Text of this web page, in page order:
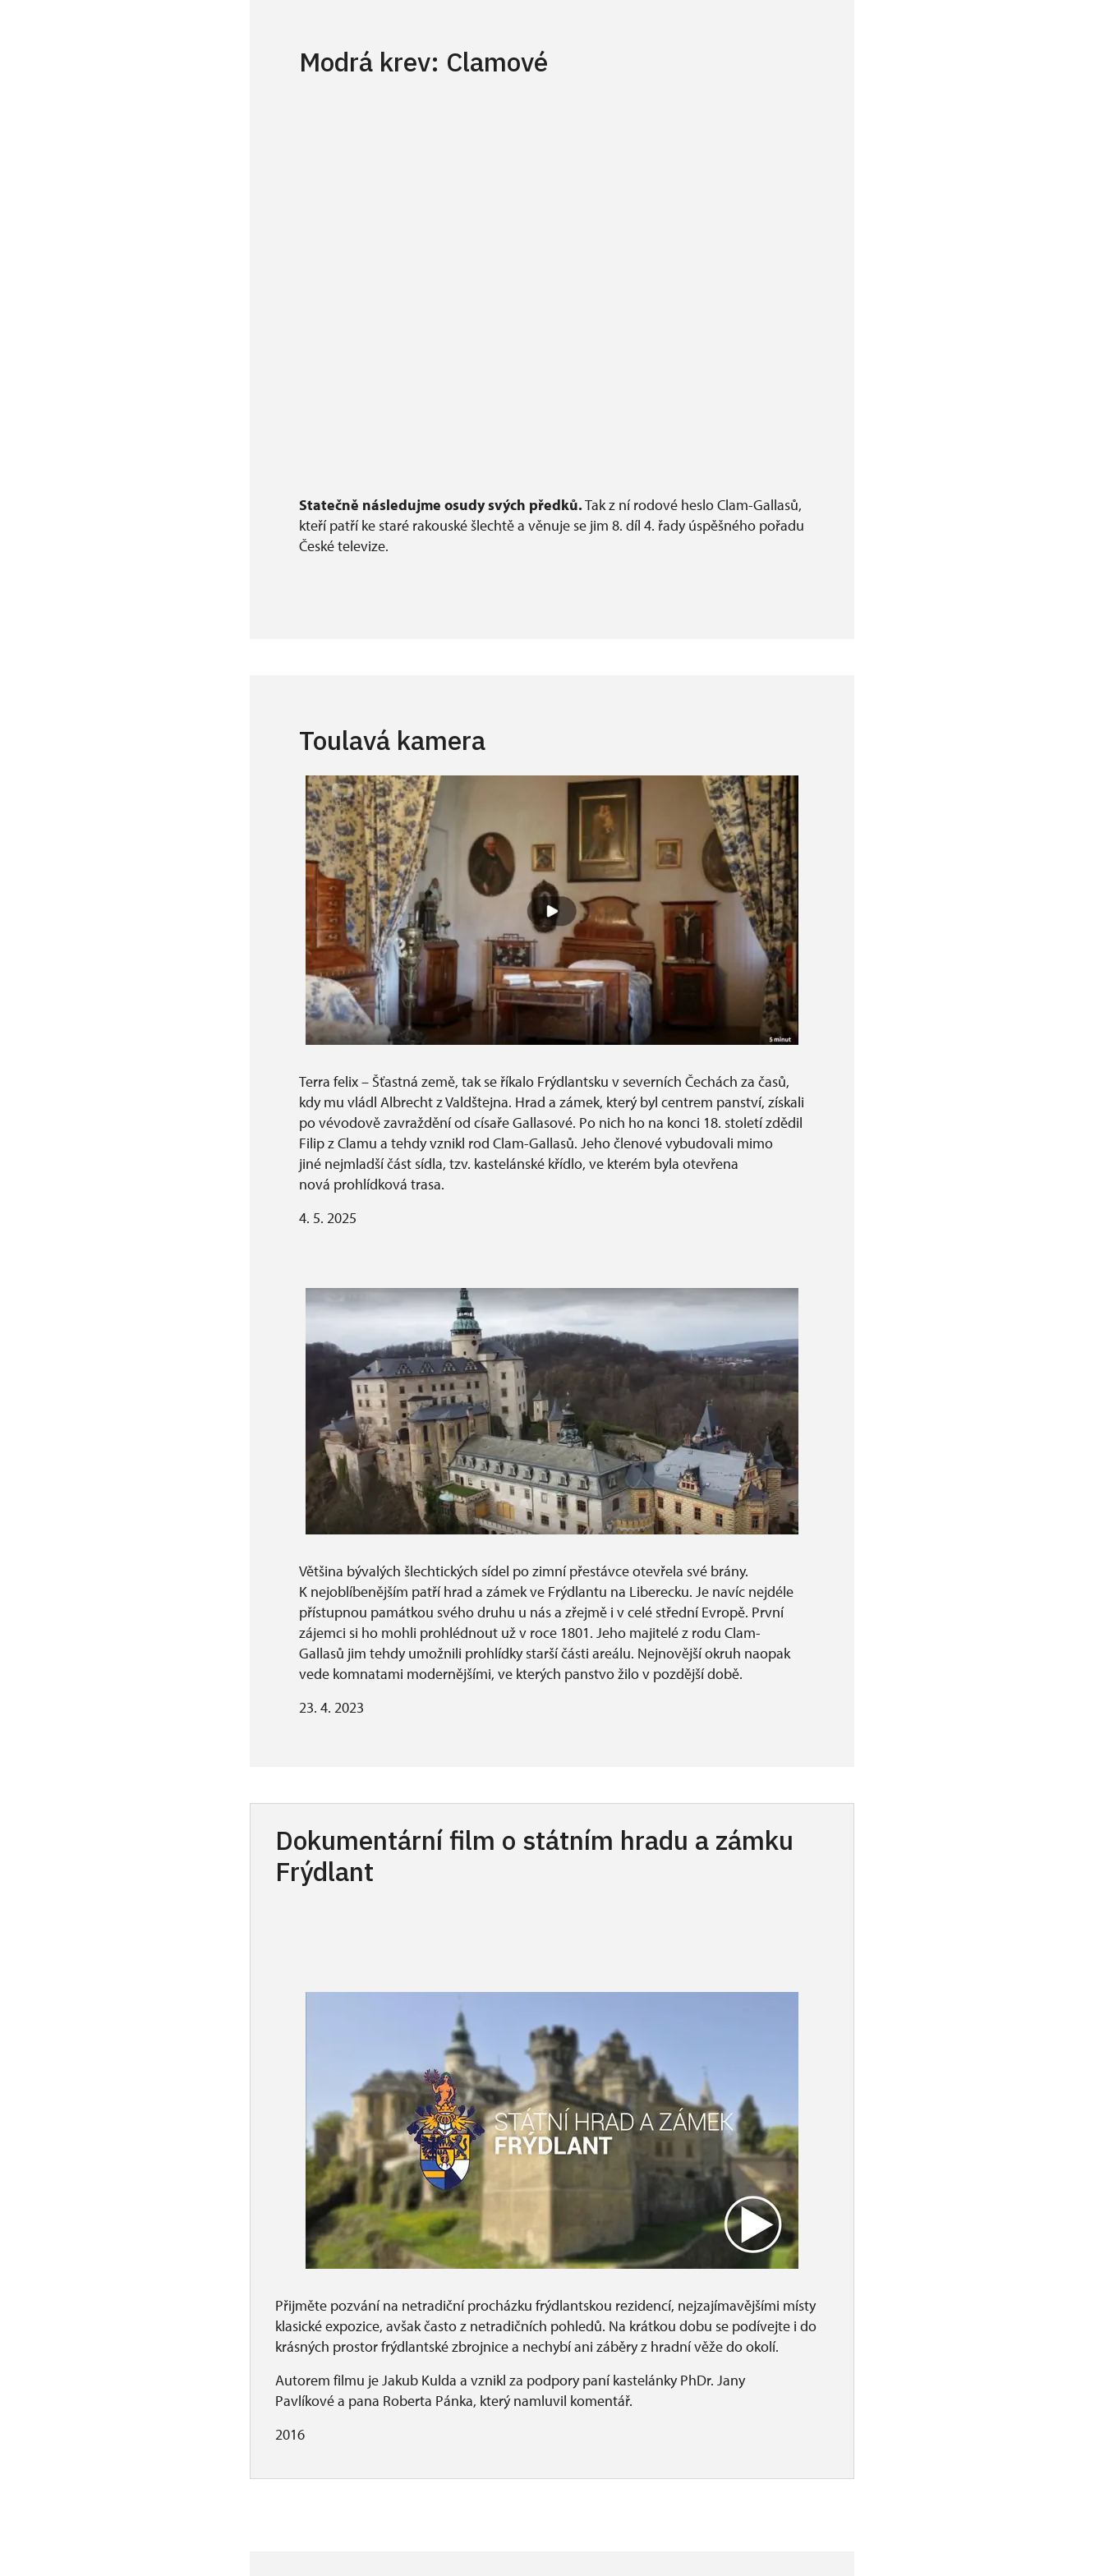
Modrá krev: Clamové
Statečně následujme osudy svých předků.Tak z ní rodové heslo Clam-Gallasů,
kteří patří ke staré rakouské šlechtě a věnuje se jim 8. díl 4. řady úspěšného pořadu
České televize.
Toulavá kamera
Terra felix – Šťastná země, tak se říkalo Frýdlantsku v severních Čechách za časů,
kdy mu vládl Albrecht z Valdštejna. Hrad a zámek, který byl centrem panství, získali
po vévodově zavraždění od císaře Gallasové. Po nich ho na konci 18. století zdědil
Filip z Clamu a tehdy vznikl rod Clam-Gallasů. Jeho členové vybudovali mimo
jiné nejmladší část sídla, tzv. kastelánské křídlo, ve kterém byla otevřena
nová prohlídková trasa.
4. 5. 2025
Většina bývalých šlechtických sídel po zimní přestávce otevřela své brány.
K nejoblíbenějším patří hrad a zámek ve Frýdlantu na Liberecku. Je navíc nejdéle
přístupnou památkou svého druhu u nás a zřejmě i v celé střední Evropě. První
zájemci si ho mohli prohlédnout už v roce 1801. Jeho majitelé z rodu Clam-
Gallasů jim tehdy umožnili prohlídky starší části areálu. Nejnovější okruh naopak
vede komnatami modernějšími, ve kterých panstvo žilo v pozdější době.
23. 4. 2023
Dokumentární film o státním hradu a zámku
Frýdlant
Přijměte pozvání na netradiční procházku frýdlantskou rezidencí, nejzajímavějšími místy
klasické expozice, avšak často z netradičních pohledů. Na krátkou dobu se podívejte i do
krásných prostor frýdlantské zbrojnice a nechybí ani záběry z hradní věže do okolí.
Autorem filmu je Jakub Kulda a vznikl za podpory paní kastelánky PhDr. Jany
Pavlíkové a pana Roberta Pánka, který namluvil komentář.
2016